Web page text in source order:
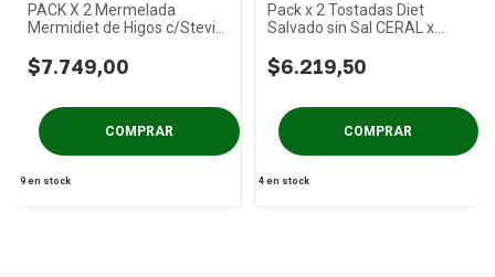
PACK X 2 Mermelada
Mermidiet de Higos c/Stevia
$7.749,00
9en stock
Pack x 2 Tostadas Diet
Salvado sin Sal CERAL x
$6.219,50
4 en stock